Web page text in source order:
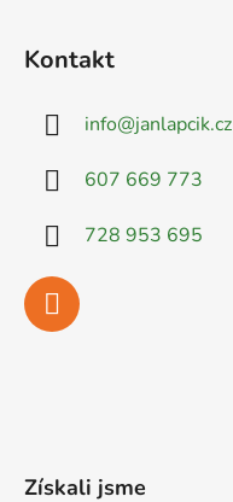
Kontakt
info@janlapcik.cz
607 669 773
728 953 695
Získali jsme